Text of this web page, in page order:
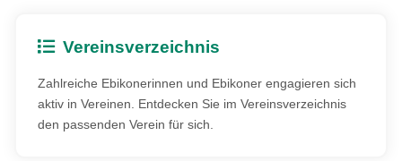
Vereinsverzeichnis
Zahlreiche Ebikonerinnen und Ebikoner engagieren sich
aktiv in Vereinen. Entdecken Sie im Vereinsverzeichnis
den passenden Verein für sich.